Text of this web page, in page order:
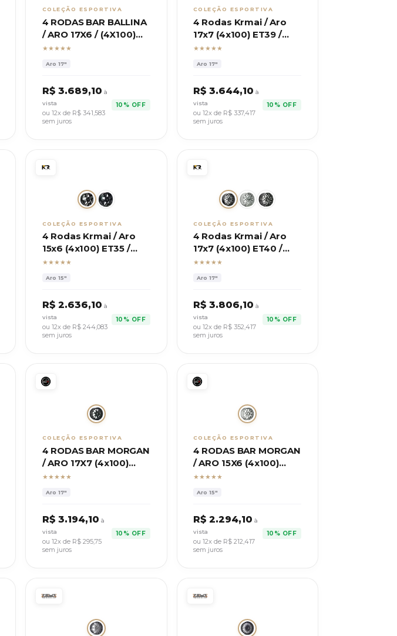
COLEÇÃO ESPORTIVA
4 RODAS BAR BALLINA
/ ARO 17X6 / (4X100)
ET38
★★★★★
Aro 17"
R$ 3.689,10 à
vista
ou 12x de R$ 341,583
sem juros
10% OFF
COLEÇÃO ESPORTIVA
4 Rodas Krmai / Aro
17x7 (4x100) ET39 /
Modelo S60 Tera
★★★★★
Aro 17"
R$ 3.644,10 à
vista
ou 12x de R$ 337,417
sem juros
10% OFF
COLEÇÃO ESPORTIVA
4 Rodas Krmai / Aro
15x6 (4x100) ET35 /
Modelo S60 Tera
★★★★★
Aro 15"
R$ 2.636,10 à
vista
ou 12x de R$ 244,083
sem juros
10% OFF
COLEÇÃO ESPORTIVA
4 Rodas Krmai / Aro
17x7 (4x100) ET40 /
Modelo M30 GTS
★★★★★
Aro 17"
R$ 3.806,10 à
vista
ou 12x de R$ 352,417
sem juros
10% OFF
COLEÇÃO ESPORTIVA
4 RODAS BAR MORGAN
/ ARO 17X7 (4x100)
ET:38
★★★★★
Aro 17"
R$ 3.194,10 à
vista
ou 12x de R$ 295,75
sem juros
10% OFF
COLEÇÃO ESPORTIVA
4 RODAS BAR MORGAN
/ ARO 15X6 (4x100)
ET:35
★★★★★
Aro 15"
R$ 2.294,10 à
vista
ou 12x de R$ 212,417
sem juros
10% OFF